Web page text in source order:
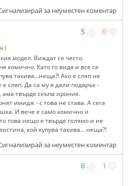
за неуместен коментар
5 0
)
модел. Виждат се често.
комично. Като го видя и все се
такива...неща?! Ако е сляп не
сляп. Да са му я дали подарък -
ама твърде скъпа ирония.
имидж - с това не става. А сега
И вече е само комично и
това нещо е твърде голямо и не
кой купува такива... неща?!
за неуместен коментар
6 1